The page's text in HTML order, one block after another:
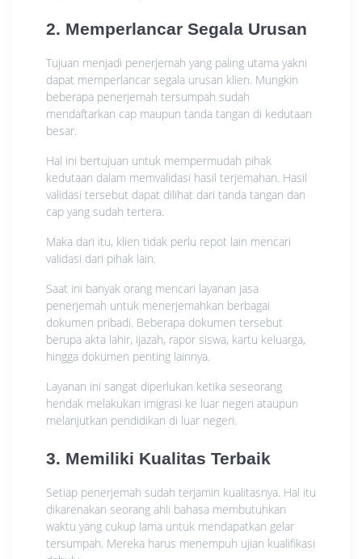
2. Memperlancar Segala Urusan
Tujuan menjadi penerjemah yang paling utama yakni
dapat memperlancar segala urusan klien. Mungkin
beberapa penerjemah tersumpah sudah
mendaftarkan cap maupun tanda tangan di kedutaan
besar.
Hal ini bertujuan untuk mempermudah pihak
kedutaan dalam memvalidasi hasil terjemahan. Hasil
validasi tersebut dapat dilihat dari tanda tangan dan
cap yang sudah tertera.
Maka dari itu, klien tidak perlu repot lain mencari
validasi dari pihak lain.
Saat ini banyak orang mencari layanan jasa
penerjemah untuk menerjemahkan berbagai
dokumen pribadi. Beberapa dokumen tersebut
berupa akta lahir, ijazah, rapor siswa, kartu keluarga,
hingga dokumen penting lainnya.
Layanan ini sangat diperlukan ketika seseorang
hendak melakukan imigrasi ke luar negeri ataupun
melanjutkan pendidikan di luar negeri.
3. Memiliki Kualitas Terbaik
Setiap penerjemah sudah terjamin kualitasnya. Hal itu
dikarenakan seorang ahli bahasa membutuhkan
waktu yang cukup lama untuk mendapatkan gelar
tersumpah. Mereka harus menempuh ujian kualifikasi